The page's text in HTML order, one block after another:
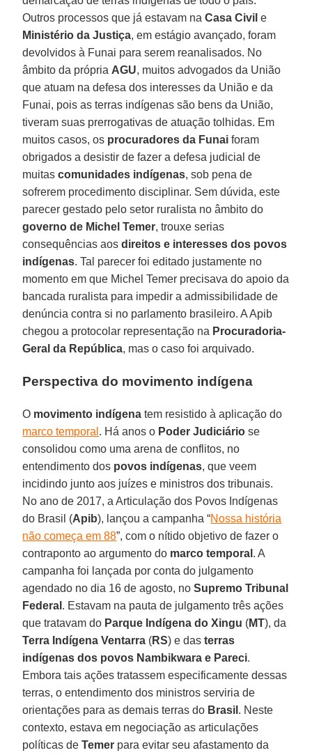
Outros processos que já estavam naCasa Civil e
Ministério da Justiça, em estágio avançado, foram
devolvidos à Funai para serem reanalisados. No
âmbito da própria AGU, muitos advogados da União
que atuam na defesa dos interesses da União e da
Funai, pois as terras indígenas são bens da União,
tiveram suas prerrogativas de atuação tolhidas. Em
muitos casos, os procuradores da Funai foram
obrigados a desistir de fazer a defesa judicial de
muitascomunidades indígenas, sob pena de
sofrerem procedimento disciplinar. Sem dúvida, este
parecer gestado pelo setor ruralista no âmbito do
governo de Michel Temer, trouxe serias
consequências aosdireitos e interesses dos povos
indígenas. Tal parecer foi editado justamente no
momento em que Michel Temer precisava do apoio da
bancada ruralista para impedir a admissibilidade de
denúncia contra si no parlamento brasileiro. A Apib
chegou a protocolar representação na Procuradoria-
Geral da República, mas o caso foi arquivado.
Perspectiva do movimento indígena
O movimento indígena tem resistido à aplicação do
marco temporal . Há anos o Poder Judiciário se
consolidou como uma arena de conflitos, no
entendimento dos povos indígenas, que veem
incidindo junto aos juízes e ministros dos tribunais.
No ano de 2017, a Articulação dos Povos Indígenas
do Brasil (Apib), lançou a campanha “Nossa história
não começa em 88”, com o nítido objetivo de fazer o
contraponto ao argumento do marco temporal . A
campanha foi lançada por conta do julgamento
agendado no dia 16 de agosto, noSupremo Tribunal
Federal . Estavam na pauta de julgamento três ações
que tratavam do Parque Indígena do Xingu (MT), da
Terra Indígena Ventarra (RS) e dasterras
indígenas dos povos Nambikwara e Pareci.
Embora tais ações tratassem especificamente dessas
terras, o entendimento dos ministros serviria de
orientações para as demais terras do Brasil . Neste
contexto, estava em negociação as articulações
políticas deTemer para evitar seu afastamento da